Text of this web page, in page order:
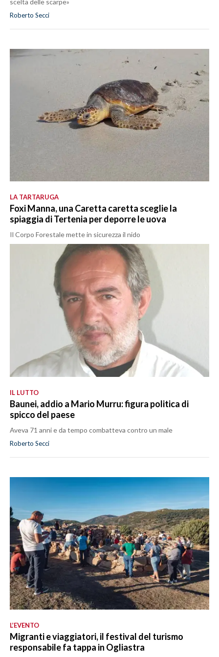
scelta delle scarpe»
Roberto Secci
LA TARTARUGA
Foxi Manna, una Caretta caretta sceglie la
spiaggia di Tertenia per deporre le uova
Il Corpo Forestale mette in sicurezza il nido
IL LUTTO
Baunei, addio a Mario Murru: figura politica di
spicco del paese
Aveva 71 anni e da tempo combatteva contro un male
Roberto Secci
L’EVENTO
Migranti e viaggiatori, il festival del turismo
responsabile fa tappa in Ogliastra